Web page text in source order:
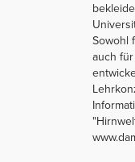
Sowohl
auch